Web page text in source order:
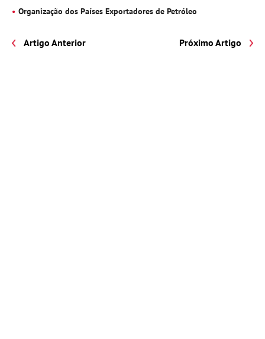
Organização dos Países Exportadores de Petróleo
Artigo Anterior Próximo Artigo